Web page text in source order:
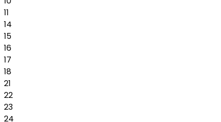
11
14
15
16
17
18
21
22
23
24